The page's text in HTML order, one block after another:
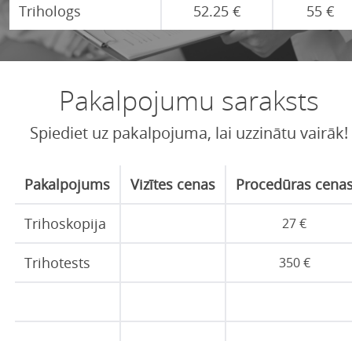
Trihologs 52.25 € 55 €
Pakalpojumu saraksts
Spiediet uz pakalpojuma, lai uzzinātu vairāk!
Pakalpojums Vizītes cenas Procedūras
Trihoskopija 27 €
Trihotests 350 €